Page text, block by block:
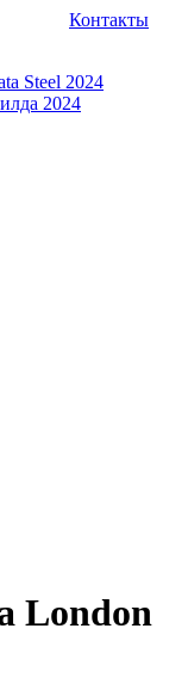
Контакты
Steel 2024
2024
London